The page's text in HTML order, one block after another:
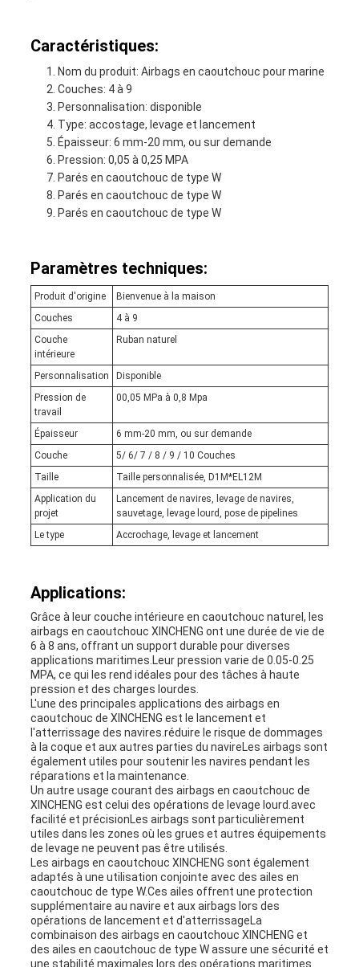
Caractéristiques:
Nom du produit: Airbags en caoutchouc pour marine
Couches: 4 à 9
Personnalisation: disponible
Type: accostage, levage et lancement
Épaisseur: 6 mm-20 mm, ou sur demande
Pression: 0,05 à 0,25 MPA
Parés en caoutchouc de type W
Parés en caoutchouc de type W
Parés en caoutchouc de type W
Paramètres techniques:
Produit d'origine
Bienvenue à la maison
Couches
4 à 9
Couche
intérieure
Ruban naturel
Personnalisation
Disponible
Pression de
travail
00,05 MPa à 0,8 Mpa
Épaisseur
6 mm-20 mm, ou sur demande
Couche
5/ 6/ 7 / 8 / 9 / 10 Couches
Taille
Taille personnalisée, D1M*EL12M
Application du
projet
Lancement de navires, levage de navires,
sauvetage, levage lourd, pose de pipelines
Le type
Accrochage, levage et lancement
Applications:
Grâce à leur couche intérieure en caoutchouc naturel, les
airbags en caoutchouc XINCHENG ont une durée de vie de
6 à 8 ans, offrant un support durable pour diverses
applications maritimes.Leur pression varie de 0.05-0.25
MPA, ce qui les rend idéales pour des tâches à haute
pression et des charges lourdes.
L'une des principales applications des airbags en
caoutchouc de XINCHENG est le lancement et
l'atterrissage des navires.réduire le risque de dommages
à la coque et aux autres parties du navireLes airbags sont
également utiles pour soutenir les navires pendant les
réparations et la maintenance.
Un autre usage courant des airbags en caoutchouc de
XINCHENG est celui des opérations de levage lourd.avec
facilité et précisionLes airbags sont particulièrement
utiles dans les zones où les grues et autres équipements
de levage ne peuvent pas être utilisés.
Les airbags en caoutchouc XINCHENG sont également
adaptés à une utilisation conjointe avec des ailes en
caoutchouc de type W.Ces ailes offrent une protection
supplémentaire au navire et aux airbags lors des
opérations de lancement et d'atterrissageLa
combinaison des airbags en caoutchouc XINCHENG et
des ailes en caoutchouc de type W assure une sécurité et
une stabilité maximales lors des opérations maritimes.